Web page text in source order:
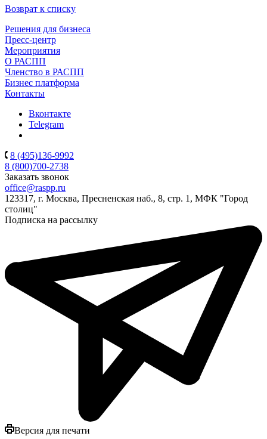
Возврат к списку
Решения для бизнеса
Пресс-центр
Мероприятия
О РАСПП
Членство в РАСПП
Бизнес платформа
Контакты
Вконтакте
Telegram
8 (495)136-9992
8 (800)700-2738
Заказать звонок
office@raspp.ru
123317, г. Москва, Пресненская наб., 8, стр. 1, МФК "Город
столиц"
Подписка на рассылку
Версия для печати